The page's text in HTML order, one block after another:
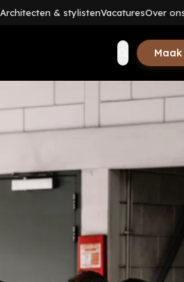
Architecten & stylistenVacaturesOver